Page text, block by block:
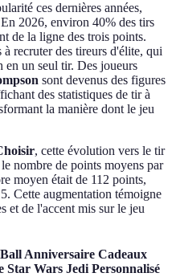
ces dernières années,
2026, environ 40% des tirs
de la ligne des trois points.
recruter des tireurs d'élite, qui
en un seul tir. Des joueurs
sont devenus des figures
des statistiques de tir à
la manière dont le jeu
, cette évolution vers le tir
nombre de points moyens par
moyen était de 112 points,
Cette augmentation témoigne
et de l'accent mis sur le jeu
Anniversaire Cadeaux
Star Wars Jedi Personnalisé